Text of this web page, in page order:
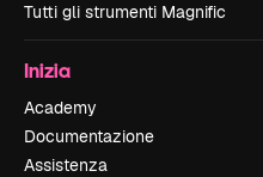
Tutti gli strumenti Magnific
Inizia
Academy
Documentazione
Assistenza